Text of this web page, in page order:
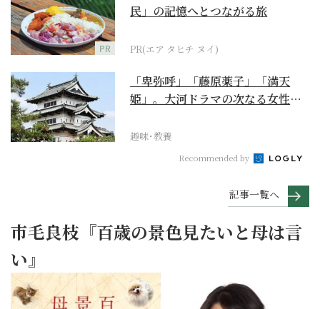
PR
民」の記憶へとつながる旅
PR(エア タヒチ ヌイ)
「卑弥呼」「藤原薬子」「満天
姫」。大河ドラマの次なる女性主
趣味･教養
Recommended by
記事一覧へ
市毛良枝『百歳の景色見たいと母は言
い』